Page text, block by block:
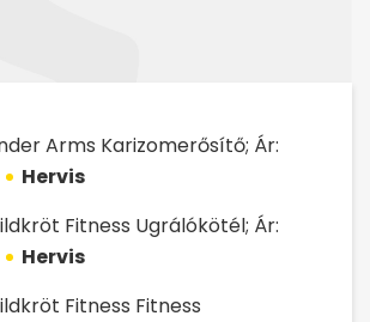
Arms Karizomerősítő; Ár:
Hervis
Fitness Ugrálókötél; Ár:
Hervis
Fitness Fitness